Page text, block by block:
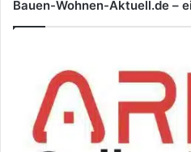
Bauen-Wohnen-Aktuell.de –